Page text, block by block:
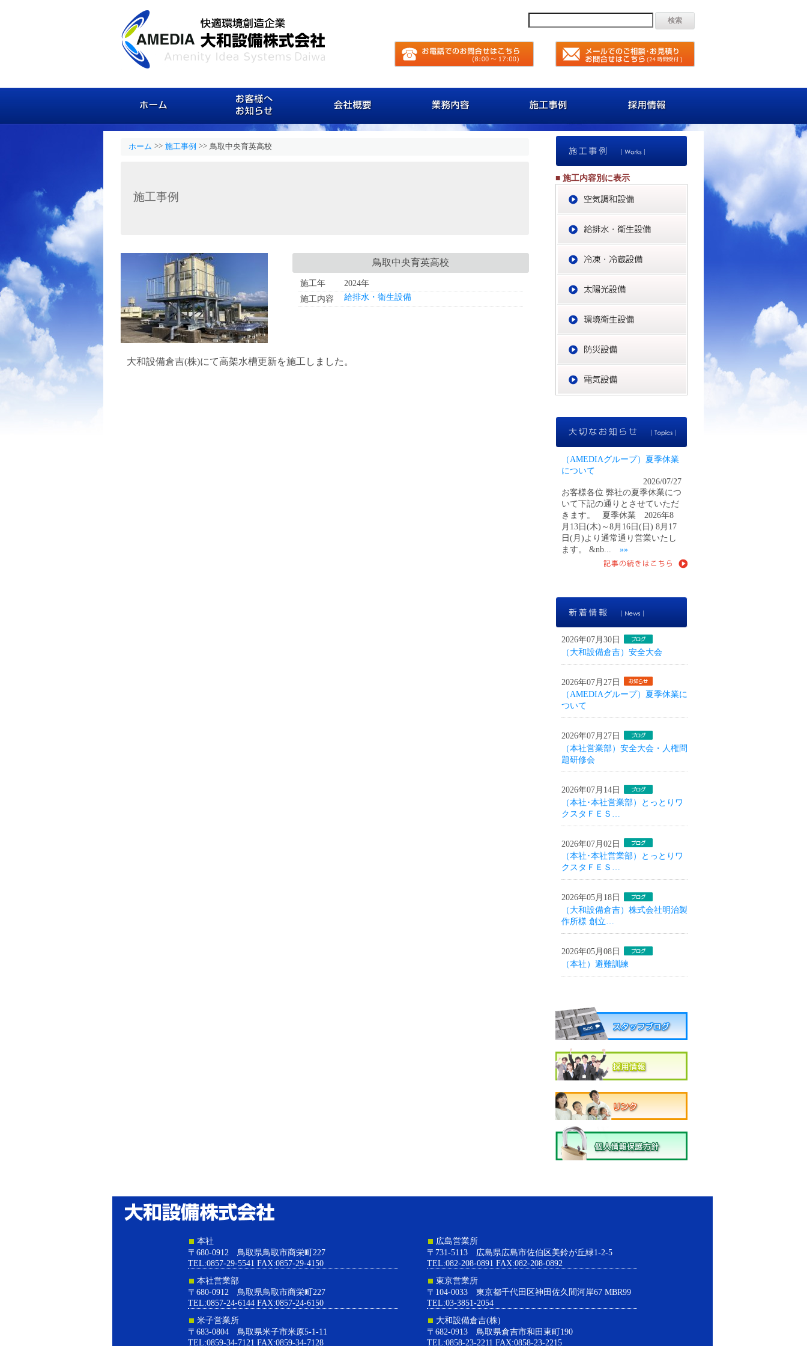
ホーム >> 施工事例 >> 鳥取中央育英高校
施工事例
鳥取中央育英高校
施工年
2024年
施工内容
給排水・衛生設備
大和設備倉吉(株)にて高架水槽更新を施工しました。
■ 施工内容別に表示
空気調和設備
給排水・衛生設備
電気設備
（AMEDIAグループ）夏季休業
について
2026/07/27
お客様各位 弊社の夏季休業につ
いて下記の通りとさせていただ
きます。 夏季休業 2026年8
月13日(木)～8月16日(日) 8月17
日(月)より通常通り営業いたし
ます。 &nb... »»
2026年07月30日
（大和設備倉吉）安全大会
2026年07月27日
（AMEDIAグループ）夏季休業に
ついて
2026年07月27日
（本社営業部）安全大会・人権問
題研修会
2026年07月14日
（本社･本社営業部）とっとりワ
クスタＦＥＳ…
2026年07月02日
（本社･本社営業部）とっとりワ
クスタＦＥＳ…
2026年05月18日
（大和設備倉吉）株式会社明治製
作所様 創立…
2026年05月08日
（本社）避難訓練
本社
〒680-0912 鳥取県鳥取市商栄町227
TEL:0857-29-5541 FAX:0857-29-4150
本社営業部
〒680-0912 鳥取県鳥取市商栄町227
TEL:0857-24-6144 FAX:0857-24-6150
米子営業所
〒683-0804 鳥取県米子市米原5-1-11
TEL:0859-34-7121 FAX:0859-34-7128
広島営業所
〒731-5113 広島県広島市佐伯区美鈴が丘緑1-2-5
TEL:082-208-0891 FAX:082-208-0892
東京営業所
〒104-0033 東京都千代田区神田佐久間河岸67 MBR99
TEL:03-3851-2054
大和設備倉吉(株)
〒682-0913 鳥取県倉吉市和田東町190
TEL:0858-23-2211 FAX:0858-23-2215